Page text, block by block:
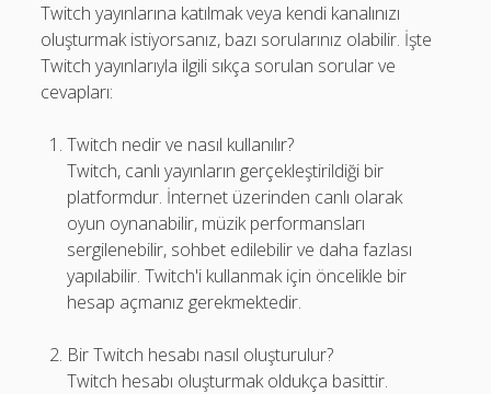
Twitch yayınlarına katılmak veya kendi kanalınızı
oluşturmak istiyorsanız, bazı sorularınız olabilir. İşte
Twitch yayınlarıyla ilgili sıkça sorulan sorular ve
cevapları:
Twitch nedir ve nasıl kullanılır?
Twitch, canlı yayınların gerçekleştirildiği bir
platformdur. İnternet üzerinden canlı olarak
oyun oynanabilir, müzik performansları
sergilenebilir, sohbet edilebilir ve daha fazlası
yapılabilir. Twitch'i kullanmak için öncelikle bir
hesap açmanız gerekmektedir.
Bir Twitch hesabı nasıl oluşturulur?
Twitch hesabı oluşturmak oldukça basittir.